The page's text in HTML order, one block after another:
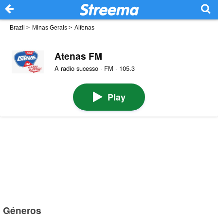
Brazil > Minas Gerais > Alfenas
Atenas FM
A radio sucesso · FM · 105.3
Play
Géneros